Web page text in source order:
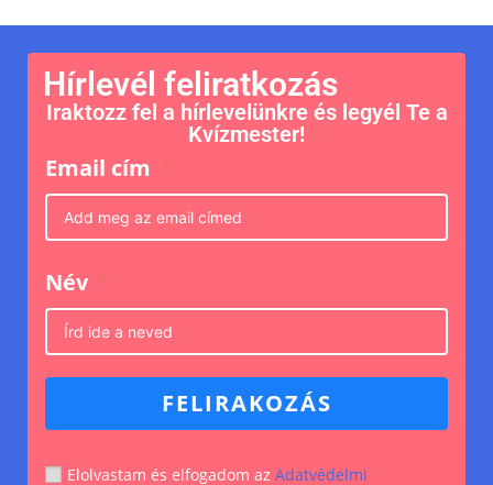
Hírlevél feliratkozás
Iraktozz fel a hírlevelünkre és legyél Te a
Kvízmester!
Email cím
Név
FELIRAKOZÁS
Elolvastam és elfogadom az Adatvédelmi